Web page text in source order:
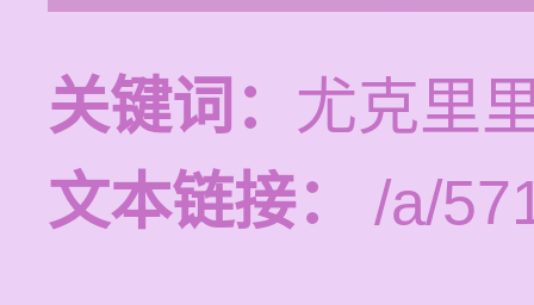
关键词： 尤克里
文本链接：
/a/